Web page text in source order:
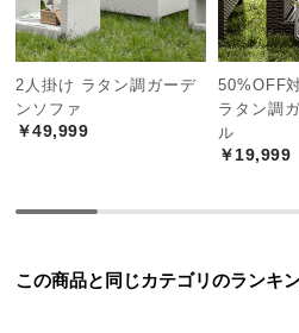
中
型
商
品
の
て
シーンを選ばないのが人気
2人掛け ラタン調ガーデ
ンソファ
￥49,999
50%OFF
ラタン調
ル
￥19,999
この商品と同じカテゴリのランキ